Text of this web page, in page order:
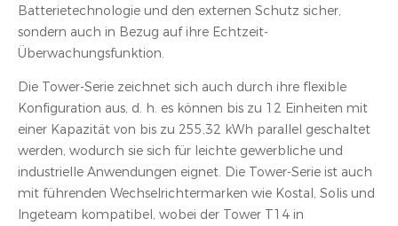
Batterietechnologie und den externen Schutz sicher,
sondern auch in Bezug auf ihre Echtzeit-
Überwachungsfunktion.
Die Tower-Serie zeichnet sich auch durch ihre flexible
Konfiguration aus, d. h. es können bis zu 12 Einheiten mit
einer Kapazität von bis zu 255,32 kWh parallel geschaltet
werden, wodurch sie sich für leichte gewerbliche und
industrielle Anwendungen eignet. Die Tower-Serie ist auch
mit führenden Wechselrichtermarken wie Kostal, Solis und
Ingeteam kompatibel, wobei der Tower T14 in